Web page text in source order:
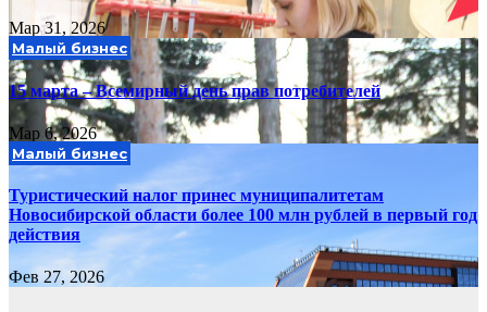
Мар 31, 2026
Малый бизнес
15 марта – Всемирный день прав потребителей
Мар 6, 2026
Малый бизнес
Туристический налог принес муниципалитетам
Новосибирской области более 100 млн рублей в первый год
действия
Фев 27, 2026